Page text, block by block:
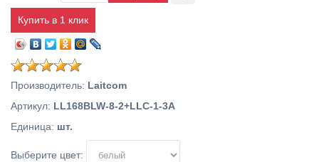
Купить в 1 клик
Производитель: Laitcom
Артикул: LL168BLW-8-2+LLC-1-3A
Единица: шт.
Выберите цвет: